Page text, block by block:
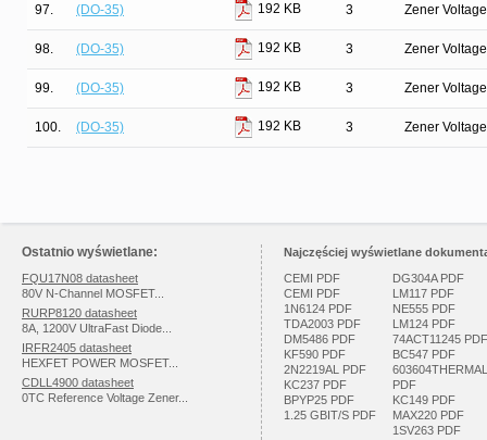
97. (DO-35) 192 KB 3 Zener
98. (DO-35) 192 KB 3 Zener
99. (DO-35) 192 KB 3 Zener
100. (DO-35) 192 KB 3 Zener
Ostatnio wyświetlane:
FQU17N08 datasheet
80V N-Channel MOSFET...
RURP8120 datasheet
8A, 1200V UltraFast Diode...
IRFR2405 datasheet
HEXFET POWER MOSFET...
CDLL4900 datasheet
0TC Reference Voltage Zener...
Najczęściej wyświetlane
CEMI PDF
CEMI PDF
1N6124 PDF
TDA2003 PDF
DM5486 PDF
KF590 PDF
2N2219AL PDF
KC237 PDF
BPYP25 PDF
1.25 GBIT/S PDF
DG304A PDF
LM117 PDF
NE555 PDF
LM124 PDF
74ACT11245 PDF
BC547 PDF
603604THERMAL
PDF
KC149 PDF
MAX220 PDF
1SV263 PDF